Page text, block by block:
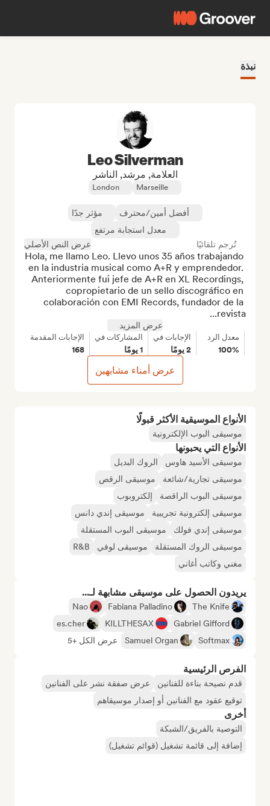
نبذة
الأنواع الموسيقية الأكثر قبولًا
موسيقى البوب الإلكترونية
الأنواع التي يحبونها
موسيقى الأسيد هاوس
الروك البديل
موسيقى تجارية/شائعة
موسيقى الرقص
موسيقى البوب الراقصة
إلكتروبوب
موسيقى إلكترونية تجريبية
موسيقى إندي دانس
موسيقى إندي فولك
موسيقى البوب المستقلة
موسيقى الروك المستقلة
موسيقى لوفي
R&B
مغني وكاتب أغاني
يريدون الحصول على موسيقى مشابهة لـ...
The Knife
Fabiana Palladino
Nao
Gabriel Gifford
KILLTHESAX
es.cher
Softmax
Samuel Organ عرض الكل +5
الفرص الرئيسية
قدم نصيحة بناءة للفنانين
عرض صفقة نشر على الفنانين
توقيع عقود مع الفنانين أو إصدار موسيقاهم
أخرى
التوصية بالفريق/الشبكة
إضافة إلى قائمة تشغيل (قوائم تشغيل)
Leo Silverman
العلامة, مرشد, الناشر
Marseille
London
أفضل أمين/محترف
مؤثر جدًا
معدل استجابة مرتفع
تُرجم تلقائيًا
عرض النص الأصلي
Hola, me llamo Leo. Llevo unos 35 años trabajando
en la industria musical como A+R y emprendedor.
Anteriormente fui jefe de A+R en XL Recordings,
copropietario de un sello discográfico en
colaboración con EMI Records, fundador de la
revista...
عرض المزيد
معدل الرد
100%
الإجابات في
2 يومًا
المشاركات في
1 يومًا
الإجابات المقدمة
168
عرض أمناء مشابهين